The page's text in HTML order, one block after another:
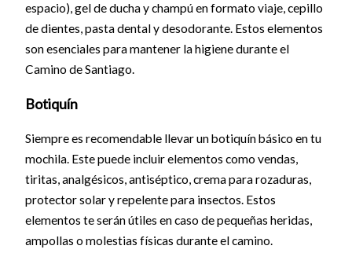
espacio), gel de ducha y champú en formato viaje, cepillo
de dientes, pasta dental y desodorante. Estos elementos
son esenciales para mantener la higiene durante el
Camino de Santiago.
Botiquín
Siempre es recomendable llevar un botiquín básico en tu
mochila. Este puede incluir elementos como vendas,
tiritas, analgésicos, antiséptico, crema para rozaduras,
protector solar y repelente para insectos. Estos
elementos te serán útiles en caso de pequeñas heridas,
ampollas o molestias físicas durante el camino.